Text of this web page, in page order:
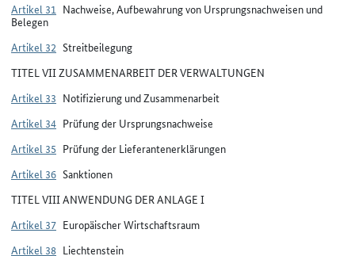
Artikel 31 Nachweise, Aufbewahrung von Ursprungsnachweisen und
Belegen
Artikel 32 Streitbeilegung
TITEL VII ZUSAMMENARBEIT DER VERWALTUNGEN
Artikel 33 Notifizierung und Zusammenarbeit
Artikel 34 Prüfung der Ursprungsnachweise
Artikel 35 Prüfung der Lieferantenerklärungen
Artikel 36 Sanktionen
TITEL VIII ANWENDUNG DER ANLAGE I
Artikel 37 Europäischer Wirtschaftsraum
Artikel 38 Liechtenstein